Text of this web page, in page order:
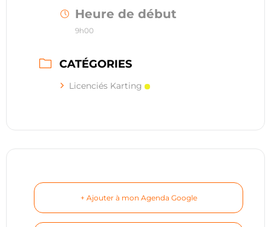
Heure de début
9h00
CATÉGORIES
Licenciés Karting
+ Ajouter à mon Agenda Google